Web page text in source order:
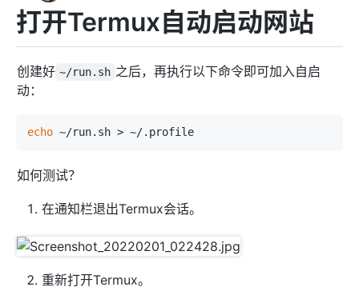
问题：为什么不用 ~/../usr/etc/init.d/mysql stop
回答：亲测无效，报错说找不到pid。所以还是用killall
吧。
问题：killall会不会导致数据损坏？
它主动停止运行。所以进程是有机会正常退出的。如果进
程真的卡住了，那就算执行了killall也不会退出，你就会知
道它卡住了。
如果进程真的卡住了，可以用 killall -9 进程名
进程，注意这可以导致数据损坏，因为进程没有任何机会
打开Termux自动启动网站
创建好 ~/run.sh 之后，再执行以下命令即可加入自启
动：
echo ~/run.sh > ~/.profile
如何测试？
在通知栏退出Termux会话。
重新打开Termux。